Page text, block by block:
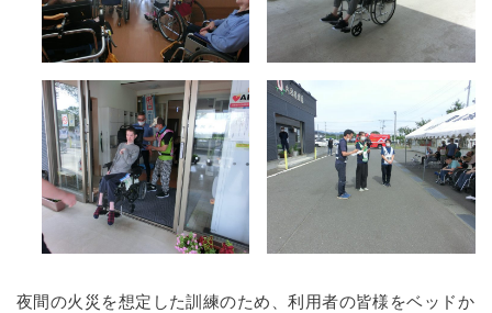
夜間の火災を想定した訓練のため、利用者の皆様をベッドか